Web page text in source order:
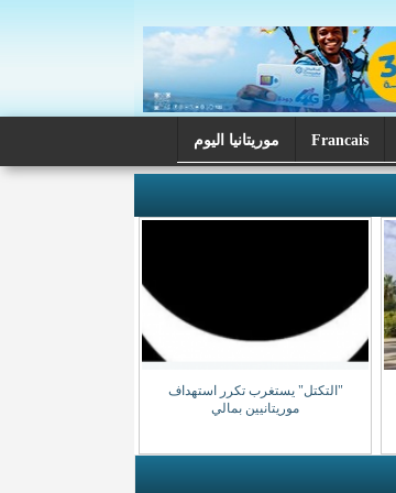
Francais موريتانيا اليوم
"التكتل" يستغرب تكرر استهداف
موريتانيين بمالي